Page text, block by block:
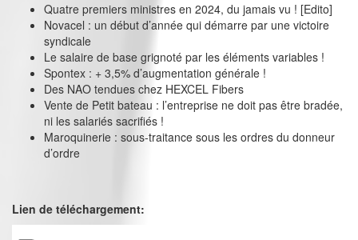
Quatre premiers ministres en 2024, du jamais vu ! [Edito]
Novacel : un début d’année qui démarre par une victoire
syndicale
Le salaire de base grignoté par les éléments variables !
Spontex : + 3,5% d’augmentation générale !
Des NAO tendues chez HEXCEL Fibers
Vente de Petit bateau : l’entreprise ne doit pas être bradée,
ni les salariés sacrifiés !
Maroquinerie : sous-traitance sous les ordres du donneur
d’ordre
Lien de téléchargement: